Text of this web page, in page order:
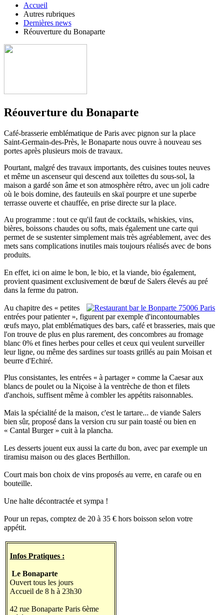
Accueil
Autres rubriques
Dernières news
Réouverture du Bonaparte
Réouverture du Bonaparte
Café-brasserie emblématique de Paris avec pignon sur la place
Saint-Germain-des-Près, le Bonaparte nous ouvre à nouveau ses
portes après plusieurs mois de travaux.
Pourtant, malgré des travaux importants, des cuisines toutes neuves
et même un ascenseur qui descend aux toilettes du sous-sol, la
maison a gardé son âme et son atmosphère rétro, avec un joli cadre
où le bois domine, des fauteuils en skaï pourpre et une superbe
terrasse ouverte et chauffée, en prise directe sur la place.
Au programme : tout ce qu'il faut de cocktails, whiskies, vins,
bières, boissons chaudes ou softs, mais également une carte qui
permet de se sustenter simplement mais très agréablement, avec des
mets sans complications inutiles mais toujours réalisés avec de bons
produits.
En effet, ici on aime le bon, le bio, et la viande, bio également,
provient quasiment exclusivement de bœuf de Salers élevés au pré
dans la ferme du patron.
Au chapitre des « petites
entrées pour patienter », figurent par exemple d'incontournables
œufs mayo, plat emblématiques des bars, café et brasseries, mais que
l'on trouve de plus en plus rarement, des concombres au fromage
blanc 0% et fines herbes pour celles et ceux qui veulent surveiller
leur ligne, ou même des sardines sur toasts grillés au pain Moisan et
beurre d'Echiré.
Plus consistantes, les entrées « à partager » comme la Caesar aux
blancs de poulet ou la Niçoise à la ventrèche de thon et filets
d'anchois, suffisent même à combler les appétits raisonnables.
Mais la spécialité de la maison, c'est le tartare... de viande Salers
bien sûr, proposé dans la version cru sur pain toasté ou bien en
« Cantal Burger » cuit à la plancha.
Les desserts jouent eux aussi la carte du bon, avec par exemple un
tiramisu maison ou des glaces Berthillon.
Court mais bon choix de vins proposés au verre, en carafe ou en
bouteille.
Une halte décontractée et sympa !
Pour un repas, comptez de 20 à 35 € hors boisson selon votre
appétit.
Infos Pratiques :
Le Bonaparte
Ouvert tous les jours
Accueil de 8 h à 23h30
42 rue Bonaparte Paris 6ème